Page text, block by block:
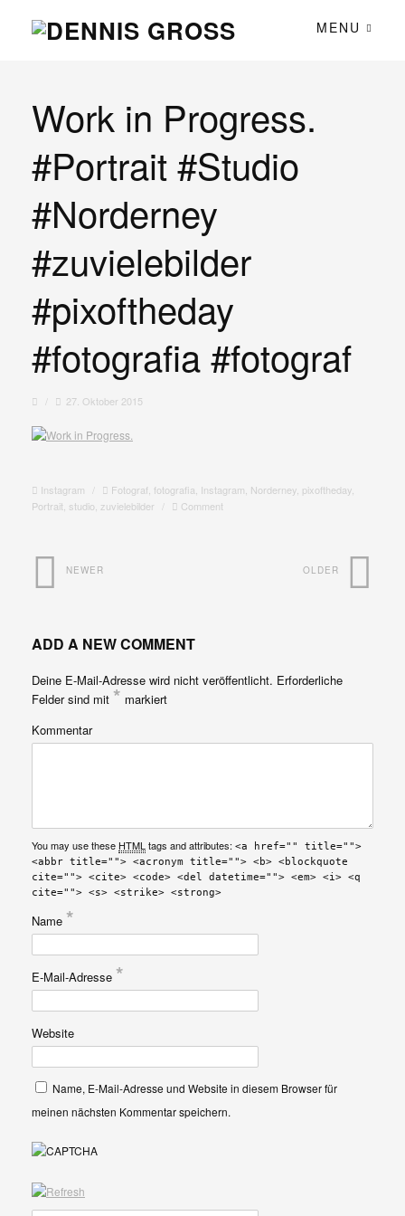
MENU
Work in Progress.
#Portrait #Studio
#Norderney
#zuvielebilder
#pixoftheday
#fotografia #fotograf
27. Oktober 2015
Instagram Fotograf fotografia Instagram Norderney pixoftheday
Portrait studio zuvielebilder Comment
OLDER
NEWER
ADD A NEW COMMENT
Deine E-Mail-Adresse wird nicht veröffentlicht. Erforderliche
Felder sind mit * markiert
Kommentar
You may use these HTMLtags and attributes: <a href="" title="">
<abbr title=""> <acronym title=""> <b> <blockquote
cite=""> <cite> <code> <del datetime=""> <em> <i> <q
cite=""> <s> <strike> <strong>
Name *
E-Mail-Adresse *
Website
Name, E-Mail-Adresse und Website in diesem Browser für
meinen nächsten Kommentar speichern.